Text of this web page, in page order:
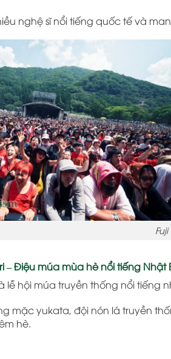
nghệ sĩ nổi tiếng quốc tế và
– Điệu múa mùa hè nổi tiếng Nhật
lễ hội múa truyền thống nổi tiếng
mặc yukata, đội nón lá truyền
hè.